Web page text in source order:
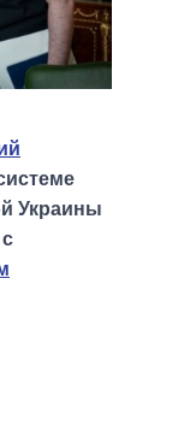
Украины